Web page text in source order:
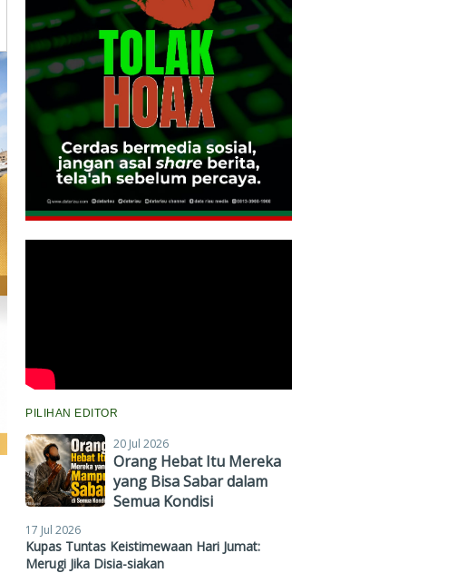
PILIHAN EDITOR
20 Jul 2026
Orang Hebat Itu Mereka
yang Bisa Sabar dalam
Semua Kondisi
17 Jul 2026
Kupas Tuntas Keistimewaan Hari Jumat:
Merugi Jika Disia-siakan